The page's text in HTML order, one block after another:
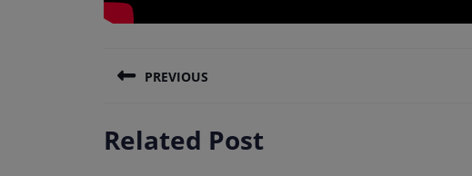
άρθρων
PREVIOUS
post:
Related Post